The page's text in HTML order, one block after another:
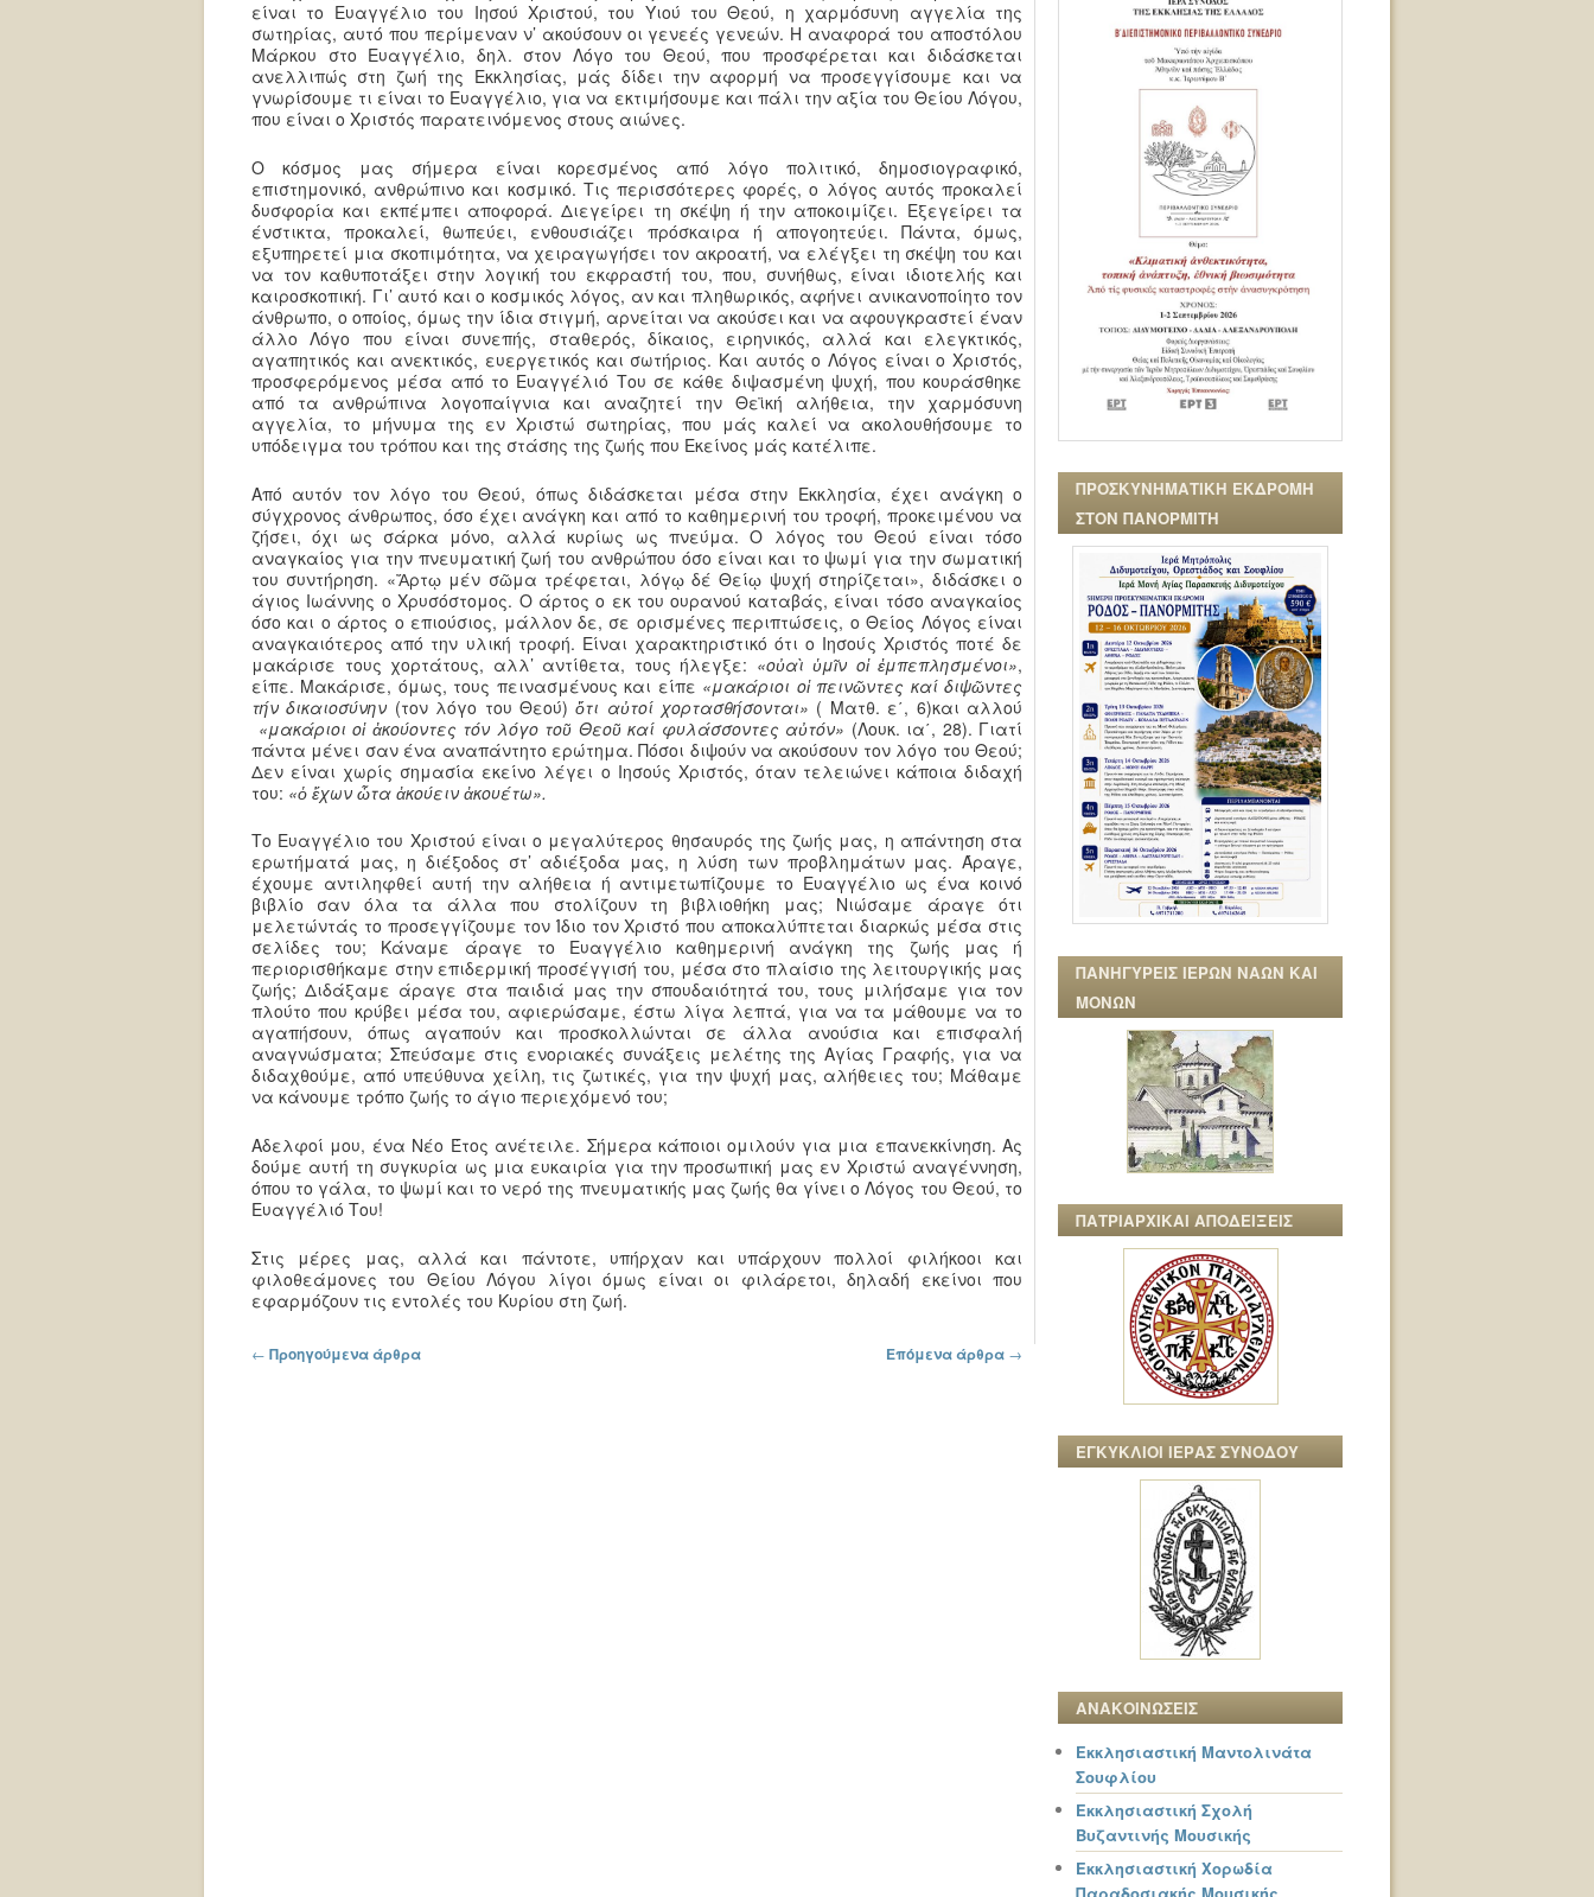
είναι το Ευαγγέλιο του Ιησού Χριστού, του Υιού του Θεού, η χαρμόσυνη αγγελία της
σωτηρίας, αυτό που περίμεναν ν’ ακούσουν οι γενεές γενεών. Η αναφορά του αποστόλου
Μάρκου στο Ευαγγέλιο, δηλ. στον Λόγο του Θεού, που προσφέρεται και διδάσκεται
ανελλιπώς στη ζωή της Εκκλησίας, μάς δίδει την αφορμή να προσεγγίσουμε και να
γνωρίσουμε τι είναι το Ευαγγέλιο, για να εκτιμήσουμε και πάλι την αξία του Θείου Λόγου,
που είναι ο Χριστός παρατεινόμενος στους αιώνες.
Ο κόσμος μας σήμερα είναι κορεσμένος από λόγο πολιτικό, δημοσιογραφικό,
επιστημονικό, ανθρώπινο και κοσμικό. Τις περισσότερες φορές, ο λόγος αυτός προκαλεί
δυσφορία και εκπέμπει αποφορά. Διεγείρει τη σκέψη ή την αποκοιμίζει. Εξεγείρει τα
ένστικτα, προκαλεί, θωπεύει, ενθουσιάζει πρόσκαιρα ή απογοητεύει. Πάντα, όμως,
εξυπηρετεί μια σκοπιμότητα, να χειραγωγήσει τον ακροατή, να ελέγξει τη σκέψη του και
να τον καθυποτάξει στην λογική του εκφραστή του, που, συνήθως, είναι ιδιοτελής και
καιροσκοπική. Γι’ αυτό και ο κοσμικός λόγος, αν και πληθωρικός, αφήνει ανικανοποίητο τον
άνθρωπο, ο οποίος, όμως την ίδια στιγμή, αρνείται να ακούσει και να αφουγκραστεί έναν
άλλο Λόγο που είναι συνεπής, σταθερός, δίκαιος, ειρηνικός, αλλά και ελεγκτικός,
αγαπητικός και ανεκτικός, ευεργετικός και σωτήριος. Και αυτός ο Λόγος είναι ο Χριστός,
προσφερόμενος μέσα από το Ευαγγέλιό Του σε κάθε διψασμένη ψυχή, που κουράσθηκε
από τα ανθρώπινα λογοπαίγνια και αναζητεί την Θεϊκή αλήθεια, την χαρμόσυνη
αγγελία, το μήνυμα της εν Χριστώ σωτηρίας, που μάς καλεί να ακολουθήσουμε το
υπόδειγμα του τρόπου και της στάσης της ζωής που Εκείνος μάς κατέλιπε.
Από αυτόν τον λόγο του Θεού, όπως διδάσκεται μέσα στην Εκκλησία, έχει ανάγκη ο
σύγχρονος άνθρωπος, όσο έχει ανάγκη και από το καθημερινή του τροφή, προκειμένου να
ζήσει, όχι ως σάρκα μόνο, αλλά κυρίως ως πνεύμα. Ο λόγος του Θεού είναι τόσο
αναγκαίος για την πνευματική ζωή του ανθρώπου όσο είναι και το ψωμί για την σωματική
του συντήρηση. «Ἄρτῳ μέν σῶμα τρέφεται, λόγῳ δέ Θείῳ ψυχή στηρίζεται», διδάσκει ο
άγιος Ιωάννης ο Χρυσόστομος. Ο άρτος ο εκ του ουρανού καταβάς, είναι τόσο αναγκαίος
όσο και ο άρτος ο επιούσιος, μάλλον δε, σε ορισμένες περιπτώσεις, ο Θείος Λόγος είναι
αναγκαιότερος από την υλική τροφή. Είναι χαρακτηριστικό ότι ο Ιησούς Χριστός ποτέ δε
μακάρισε τους χορτάτους, αλλ’ αντίθετα, τους ήλεγξε: «οὐαὶ ὑμῖν οἱ ἐμπεπλησμένοι»,
είπε. Μακάρισε, όμως, τους πεινασμένους και είπε «μακάριοι οἱ πεινῶντες καί διψῶντες
τήν δικαιοσύνην (τον λόγο του Θεού)ὅτι αὐτοί χορτασθήσονται» ( Ματθ. ε΄, 6)και αλλού
«μακάριοι οἱ ἀκούοντες τόν λόγο τοῦ Θεοῦ καί φυλάσσοντες αὐτόν» (Λουκ. ια΄, 28). Γιατί
πάντα μένει σαν ένα αναπάντητο ερώτημα. Πόσοι διψούν να ακούσουν τον λόγο του Θεού;
Δεν είναι χωρίς σημασία εκείνο λέγει ο Ιησούς Χριστός, όταν τελειώνει κάποια διδαχή
του: «ὁ ἔχων ὦτα ἀκούειν ἀκουέτω».
Το Ευαγγέλιο του Χριστού είναι ο μεγαλύτερος θησαυρός της ζωής μας, η απάντηση στα
ερωτήματά μας, η διέξοδος στ’ αδιέξοδα μας, η λύση των προβλημάτων μας. Άραγε,
έχουμε αντιληφθεί αυτή την αλήθεια ή αντιμετωπίζουμε το Ευαγγέλιο ως ένα κοινό
βιβλίο σαν όλα τα άλλα που στολίζουν τη βιβλιοθήκη μας; Νιώσαμε άραγε ότι
μελετώντάς το προσεγγίζουμε τον Ίδιο τον Χριστό που αποκαλύπτεται διαρκώς μέσα στις
σελίδες του; Κάναμε άραγε το Ευαγγέλιο καθημερινή ανάγκη της ζωής μας ή
περιορισθήκαμε στην επιδερμική προσέγγισή του, μέσα στο πλαίσιο της λειτουργικής μας
ζωής; Διδάξαμε άραγε στα παιδιά μας την σπουδαιότητά του, τους μιλήσαμε για τον
πλούτο που κρύβει μέσα του, αφιερώσαμε, έστω λίγα λεπτά, για να τα μάθουμε να το
αγαπήσουν, όπως αγαπούν και προσκολλώνται σε άλλα ανούσια και επισφαλή
αναγνώσματα; Σπεύσαμε στις ενοριακές συνάξεις μελέτης της Αγίας Γραφής, για να
διδαχθούμε, από υπεύθυνα χείλη, τις ζωτικές, για την ψυχή μας, αλήθειες του; Μάθαμε
να κάνουμε τρόπο ζωής το άγιο περιεχόμενό του;
Αδελφοί μου, ένα Νέο Έτος ανέτειλε. Σήμερα κάποιοι ομιλούν για μια επανεκκίνηση. Ας
δούμε αυτή τη συγκυρία ως μια ευκαιρία για την προσωπική μας εν Χριστώ αναγέννηση,
όπου το γάλα, το ψωμί και το νερό της πνευματικής μας ζωής θα γίνει ο Λόγος του Θεού, το
Ευαγγέλιό Του!
Στις μέρες μας, αλλά και πάντοτε, υπήρχαν και υπάρχουν πολλοί φιλήκοοι και
φιλοθεάμονες του Θείου Λόγου λίγοι όμως είναι οι φιλάρετοι, δηλαδή εκείνοι που
εφαρμόζουν τις εντολές του Κυρίου στη ζωή.
Πλοήγηση στα άρθρα
← Προηγούμενα άρθρα Επόμενα άρθρα →
ΠΡΟΣΚΥΝΗΜΑΤΙΚΗ ΕΚΔΡΟΜΗ
ΣΤΟΝ ΠΑΝΟΡΜΙΤΗ
ΠΑΝΗΓΥΡΕΙΣ ΙΕΡΩΝ ΝΑΩΝ ΚΑΙ
ΜΟΝΩΝ
ΠΑΤΡΙΑΡΧΙΚΑΙ ΑΠΟΔΕΙΞΕΙΣ
ΕΓΚΥΚΛΙΟΙ ΙΕΡΑΣ ΣΥΝΟΔΟΥ
ΑΝΑΚΟΙΝΩΣΕΙΣ
Εκκλησιαστική Μαντολινάτα
Σουφλίου
Εκκλησιαστική Σχολή
Βυζαντινής Μουσικής
Εκκλησιαστική Χορωδία
Παραδοσιακής Μουσικής